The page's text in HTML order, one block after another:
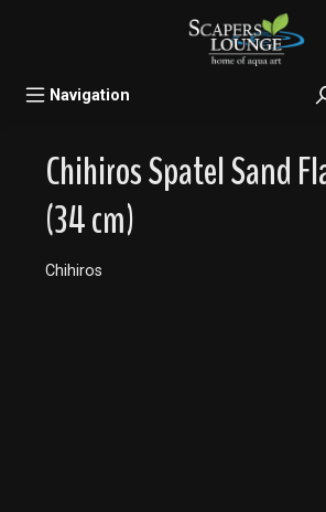
Navigation
Chihiros Spatel Sand
(34 cm)
Chihiros